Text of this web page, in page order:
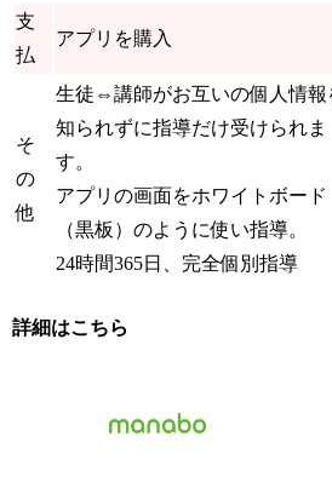
支
払
アプリを購入
そ
の
他
生徒⇔講師がお互いの個人情報
知られずに指導だけ受けられま
す。
アプリの画面をホワイトボード
（黒板）のように使い指導。
24時間365日、完全個別指導
詳細はこちら